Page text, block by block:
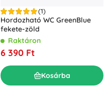
(1)
Hordozható WC GreenBlue
fekete-zöld
Raktáron
6 390 Ft
Kosárba